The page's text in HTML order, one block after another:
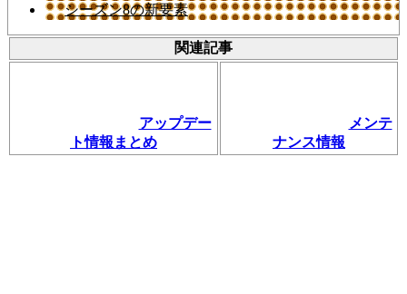
シーズン8の新要素
関連記事
アップデー
ト情報まとめ
メンテ
ナンス情報